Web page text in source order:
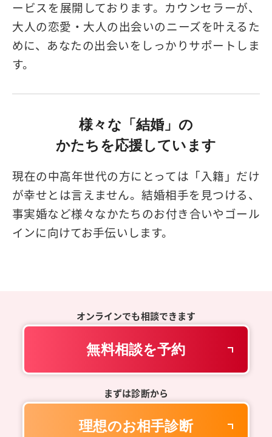
ービスを展開しております。カウンセラーが、
大人の恋愛・大人の出会いのニーズを叶えるた
めに、あなたの出会いをしっかりサポートしま
す。
様々な「結婚」の
かたちを応援しています
現在の中高年世代の方にとっては「入籍」だけ
が幸せとは言えません。結婚相手を見つける、
事実婚など様々なかたちのお付き合いやゴール
インに向けてお手伝いします。
オンラインでも相談できます
無料相談を予約
まずは診断から
理想のお相手診断